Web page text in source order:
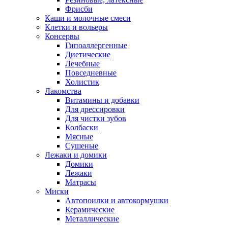
Фрисби
Каши и молочные смеси
Клетки и вольеры
Консервы
Гипоаллергенные
Диетические
Лечебные
Повседневные
Холистик
Лакомства
Витамины и добавки
Для дрессировки
Для чистки зубов
Колбаски
Мясные
Сушеные
Лежаки и домики
Домики
Лежаки
Матрасы
Миски
Автопоилки и автокормушки
Керамические
Металлические